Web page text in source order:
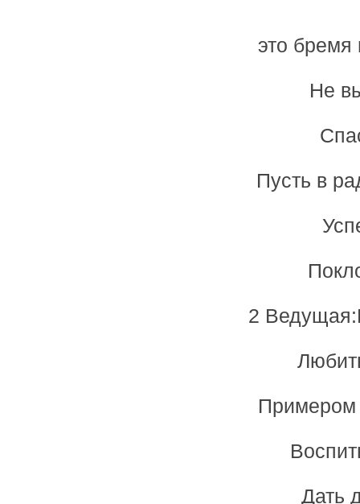
это бремя
Не
Пусть в
2
Примером
Дать